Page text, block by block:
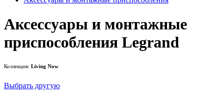
Аксессуары и монтажные
приспособления Legrand
Коллекция: Living Now
Выбрать другую